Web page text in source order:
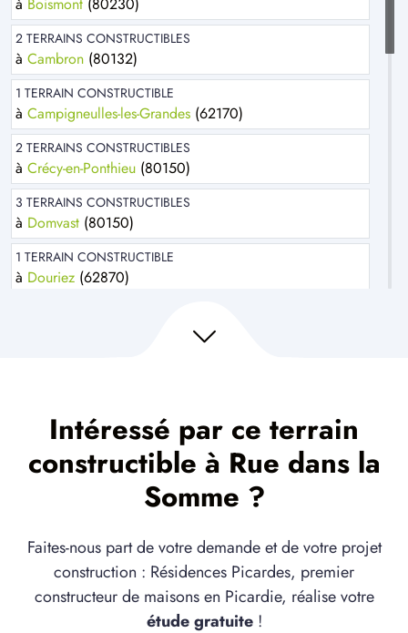
2 TERRAINS CONSTRUCTIBLES
à Cambron (80132)
1 TERRAIN CONSTRUCTIBLE
à Campigneulles-les-Grandes (62170)
2 TERRAINS CONSTRUCTIBLES
à Crécy-en-Ponthieu (80150)
3 TERRAINS CONSTRUCTIBLES
à Domvast (80150)
1 TERRAIN CONSTRUCTIBLE
à Douriez (62870)
2 TERRAINS CONSTRUCTIBLES
Franleu(80210)
1 TERRAIN CONSTRUCTIBLE
Lamotte-Buleux(80150)
2 TERRAINS CONSTRUCTIBLES
Lanchères(80230)
Intéressé par ce terrain
constructible à Rue dans la
Somme ?
Faites-nous part de votre demande et de votre projet
construction : Résidences Picardes, premier
constructeur de maisons en Picardie, réalise votre
étude gratuite!